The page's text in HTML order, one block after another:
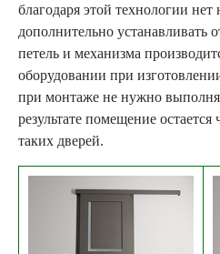
благодаря этой технологии
дополнительно устанавливать
петель и механизма
оборудовании при
при монтаже не нужно
результате помещение
таких дверей.